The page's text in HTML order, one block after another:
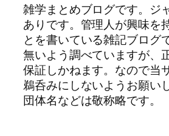
雑学まとめブログです。ジ
ありです。管理人が興味を
とを書いている雑記ブログ
無いよう調べていますが、
保証しかねます。なので当
鵜呑みにしないようお願い
団体名などは敬称略です。